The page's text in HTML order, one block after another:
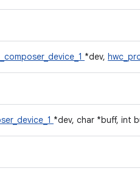
*dev,
*dev, char *buff, int